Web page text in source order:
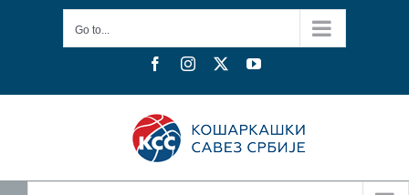
Go to...
FacebookInstagram YouTube